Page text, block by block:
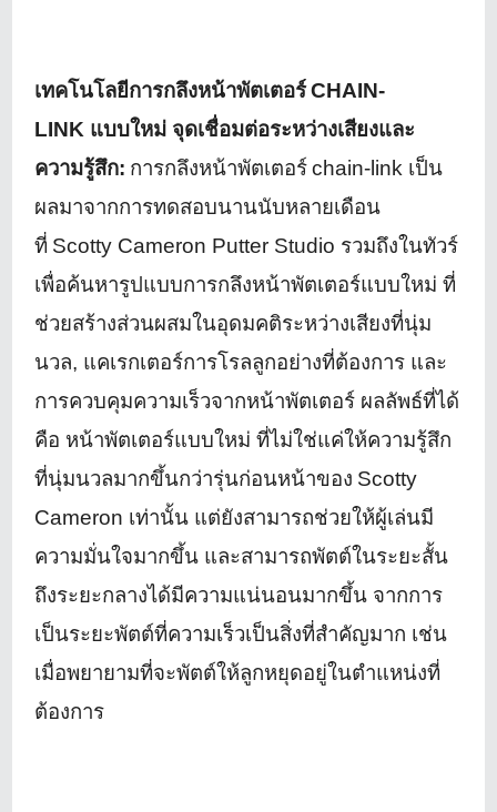
เทคโนโลยีการกลึงหน้าพัตเตอร์CHAIN-
LINK แบบใหม่ จุดเชื่อมต่อระหว่างเสียงและ
ความรู้สึก: การกลึงหน้าพัตเตอร์ chain-link เป็น
ผลมาจากการทดสอบนานนับหลายเดือน
ที่ Scotty Cameron Putter Studio รวมถึงในทัวร์
เพื่อค้นหารูปแบบการกลึงหน้าพัตเตอร์แบบใหม่ ที่
ช่วยสร้างส่วนผสมในอุดมคติระหว่างเสียงที่นุ่ม
นวล, แคเรกเตอร์การโรลลูกอย่างที่ต้องการ และ
การควบคุมความเร็วจากหน้าพัตเตอร์ ผลลัพธ์ที่ได้
คือ หน้าพัตเตอร์แบบใหม่ ที่ไม่ใช่แค่ให้ความรู้สึก
ที่นุ่มนวลมากขึ้นกว่ารุ่นก่อนหน้าของ Scotty
Cameron เท่านั้น แต่ยังสามารถช่วยให้ผู้เล่นมี
ความมั่นใจมากขึ้น และสามารถพัตต์ในระยะสั้น
ถึงระยะกลางได้มีความแน่นอนมากขึ้น จากการ
เป็นระยะพัตต์ที่ความเร็วเป็นสิ่งที่สำคัญมาก เช่น
เมื่อพยายามที่จะพัตต์ให้ลูกหยุดอยู่ในตำแหน่งที่
ต้องการ